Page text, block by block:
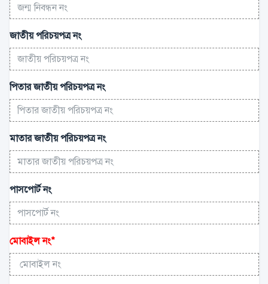
জাতীয় পরিচয়পত্র নং
পিতার জাতীয় পরিচয়পত্র নং
মাতার জাতীয় পরিচয়পত্র নং
পাসপোর্ট নং
মোবাইল নং*